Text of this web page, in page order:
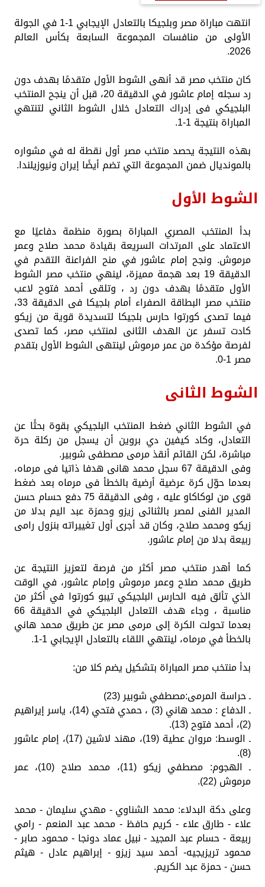
انتهت مباراة مصر وبلجيكا بالتعادل الإيجابي 1-1 في الجولة
الأولى من منافسات المجموعة السابعة بكأس العالم
2026.
كان منتخب مصر قد أنهى الشوط الأول متقدمًا بهدف دون
رد سجله إمام عاشور في الدقيقة 20، قبل أن ينجح المنتخب
البلجيكي فى إدراك التعادل خلال الشوط الثاني لتنتهي
المباراة بنتيجة 1-1.
بهذه النتيجة يحصد منتخب مصر أول نقطة له في مشواره
بالمونديال ضمن المجموعة التي تضم أيضًا إيران ونيوزيلندا.
الشوط الأول
بدأ المنتخب المصري المباراة بصورة منظمة دفاعيًا مع
الاعتماد على المرتدات السريعة بقيادة محمد صلاح وعمر
مرموش. ونجح إمام عاشور في منح الفراعنة التقدم في
الدقيقة 19 بعد هجمة مميزة، لينهي منتخب مصر الشوط
الأول متقدمًا بهدف دون رد ، وتلقى أحمد فتوح لاعب
منتخب مصر البطاقة الصفراء أمام بلجيكا فى الدقيقة 33،
فيما تصدى كورتوا حارس بلجيكا لتسديدة قوية من زيكو
كادت تسفر عن الهدف الثانى لمنتخب مصر، كما تصدى
لفرصة مؤكدة من عمر مرموش لينتهى الشوط الأول بتقدم
مصر 1-0.
الشوط الثانى
في الشوط الثاني ضغط المنتخب البلجيكي بقوة بحثًا عن
التعادل، وكاد كيفين دي بروين أن يسجل من ركلة حرة
مباشرة، لكن القائم أنقذ مرمى مصطفى شوبير.
وفى الدقيقة 67 سجل محمد هانى هدفا ذاتيا فى مرماه،
بعدما حوّل كرة عرضية أرضية بالخطأ فى مرماه بعد ضغط
قوى من لوكاكاو عليه ، وفى الدقيقة 75 دفع حسام حسن
المدير الفنى لمصر بالثنائى زيزو وحمزة عبد اليم بدلا من
زيكو ومحمد صلاح، وكان قد أجرى أول تغييراته بنزول رامى
ربيعة بدلا من إمام عاشور.
كما أهدر منتخب مصر أكثر من فرصة لتعزيز النتيجة عن
طريق محمد صلاح وعمر مرموش وإمام عاشور، في الوقت
الذي تألق فيه الحارس البلجيكي تيبو كورتوا في أكثر من
مناسبة ، وجاء هدف التعادل البلجيكي في الدقيقة 66
بعدما تحولت الكرة إلى مرمى مصر عن طريق محمد هاني
بالخطأ في مرماه، لينتهي اللقاء بالتعادل الإيجابي 1-1.
بدأ منتخب مصر المباراة بتشكيل يضم كلا من:
ـ حراسة المرمى:مصطفي شوبير (23)
ـ الدفاع : محمد هاني (3) ، حمدي فتحي (14)، ياسر إيراهيم
(2)، أحمد فتوح (13).
ـ الوسط: مروان عطية (19)، مهند لاشين (17)، إمام عاشور
(8).
ـ الهجوم: مصطفي زيكو (11)، محمد صلاح (10)، عمر
مرموش (22).
وعلى دكة البدلاء: محمد الشناوي - مهدي سليمان - محمد
علاء - طارق علاء - كريم حافظ - محمد عبد المنعم - رامي
ربيعة - حسام عبد المجيد - نبيل عماد دونجا - محمود صابر -
محمود تريزيجيه- أحمد سيد زيزو - إبراهيم عادل - هيثم
حسن - حمزة عبد الكريم.